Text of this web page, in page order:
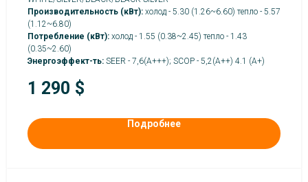
Производительность (кВт): холод - 5.30 (1.26~6.60) тепло - 5.57
(1.12~6.80)
Потребление (кВт): холод - 1.55 (0.38~2.45) тепло - 1.43
(0.35~2.60)
Энергоэффект-ть: SEER - 7,6(А+++); SCOP - 5,2(А++) 4.1 (A+)
1 290 $
Подробнее